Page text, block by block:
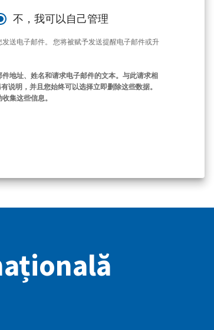
不，我可以自己管理
送电子邮件。 您将被赋予发送提醒电子邮件或升
地址、姓名和请求电子邮件的文本。与此请求相
说明，并且您始终可以选择立即删除这些数据。
集这些信息。